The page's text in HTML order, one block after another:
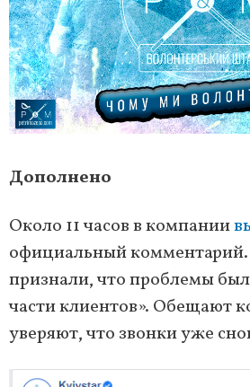
Дополнено
Около 11 часов в компании
официальный
признали, что проблемы
части клиентов». Обещают
уверяют, что звонки уже